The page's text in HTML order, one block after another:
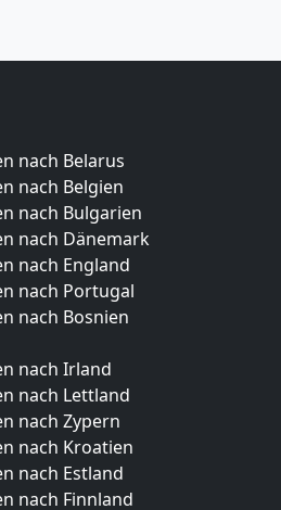
nach Belarus
nach Belgien
nach Bulgarien
nach Dänemark
nach England
nach Portugal
nach Bosnien
nach Irland
nach Lettland
nach Zypern
nach Kroatien
nach Estland
nach Finnland